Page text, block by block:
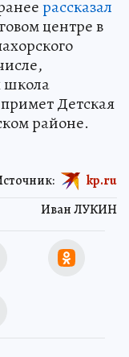
рассказал
центре в
школа
Детская
районе.
Иван ЛУКИН
kp.ru